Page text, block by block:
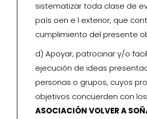
sistematizar toda clase de
país oen e l exterior, que
cumplimiento del presente
d) Apoyar, patrocinar y/o
ejecución de ideas
personas o grupos, cuyos
objetivos concuerden con
ASOCIACIÓN VOLVER A